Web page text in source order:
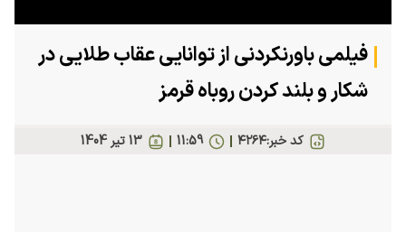
فیلمی باورنکردنی از توانایی عقاب طلایی در
شکار و بلند کردن روباه قرمز
کد خبر:۴۲۶۴ 13 تير 1404 11:59